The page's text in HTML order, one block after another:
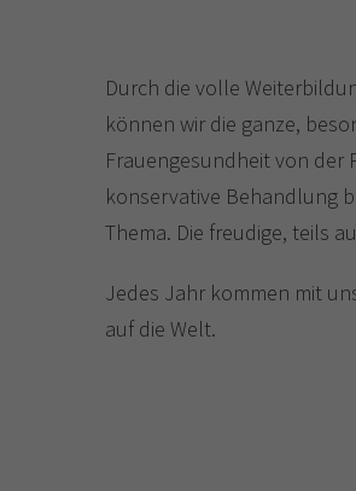
Durch die volle
können wir die ganze,
Frauengesundheit von der
konservative Behandlung
Thema. Die freudige, teils
Jedes Jahr kommen mit
auf die Welt.